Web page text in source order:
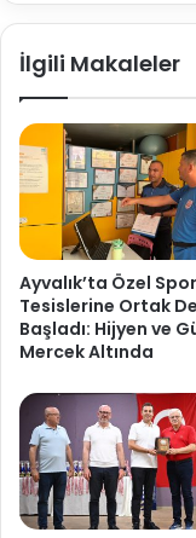
İlgili Makaleler
Ayvalık’ta Özel Spor
Tesislerine Ortak
Başladı: Hijyen ve
Mercek Altında